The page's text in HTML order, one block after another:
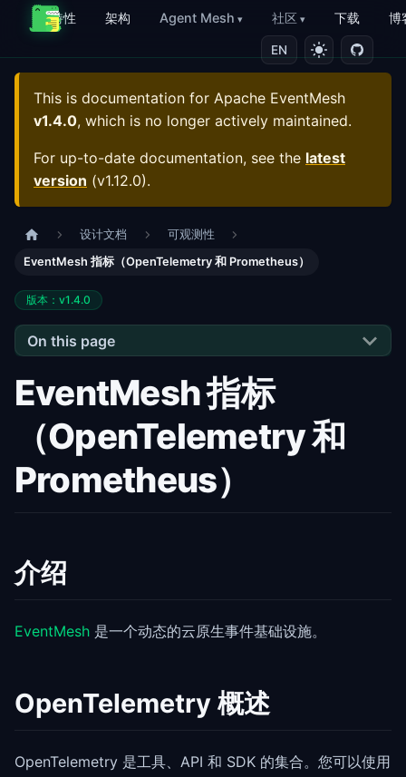
特性 架构 Agent Mesh 社区 下载 博
EN
This is documentation for Apache EventMesh
v1.4.0, which is no longer actively maintained.
For up-to-date documentation, see the latest
version (v1.12.0).
设计文档 可观测性
EventMesh 指标（OpenTelemetry 和 Prometheus）
版本：v1.4.0
On this page
EventMesh 指标
（OpenTelemetry 和
Prometheus）
介绍
EventMesh 是一个动态的云原生事件基础设施。
OpenTelemetry 概述
OpenTelemetry 是工具、API 和 SDK 的集合。您可以使用